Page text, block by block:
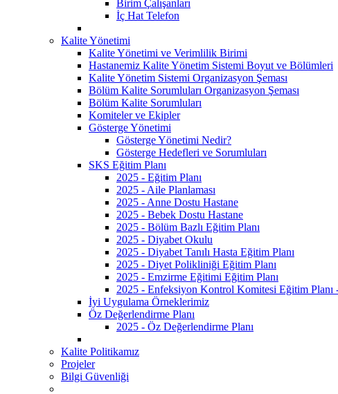
Birim Çalışanları
İç Hat Telefon
Kalite Yönetimi
Kalite Yönetimi ve Verimlilik Birimi
Hastanemiz Kalite Yönetim Sistemi Boyut ve Bölümleri
Kalite Yönetim Sistemi Organizasyon Şeması
Bölüm Kalite Sorumluları Organizasyon Şeması
Bölüm Kalite Sorumluları
Komiteler ve Ekipler
Gösterge Yönetimi
Gösterge Yönetimi Nedir?
Gösterge Hedefleri ve Sorumluları
SKS Eğitim Planı
2025 - Eğitim Planı
2025 - Aile Planlaması
2025 - Anne Dostu Hastane
2025 - Bebek Dostu Hastane
2025 - Bölüm Bazlı Eğitim Planı
2025 - Diyabet Okulu
2025 - Diyabet Tanılı Hasta Eğitim Planı
2025 - Diyet Polikliniği Eğitim Planı
2025 - Emzirme Eğitimi Eğitim Planı
2025 - Enfeksiyon Kontrol Komitesi Eğitim Planı
İyi Uygulama Örneklerimiz
Öz Değerlendirme Planı
2025 - Öz Değerlendirme Planı
Kalite Politikamız
Projeler
Bilgi Güvenliği